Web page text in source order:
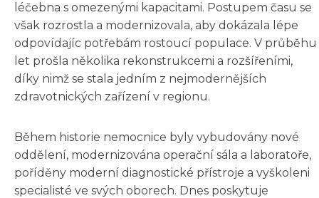
léčebna s omezenými kapacitami. Postupem času se
však rozrostla a modernizovala, aby dokázala lépe
odpovídajíc potřebám rostoucí populace. V průběhu
let prošla několika rekonstrukcemi a rozšířeními,
díky nimž se stala jedním z nejmodernějších
zdravotnických zařízení v regionu.
Během historie nemocnice byly vybudovány nové
oddělení, modernizována operační sála a laboratoře,
poříděny moderní diagnostické přístroje a vyškoleni
specialisté ve svých oborech. Dnes poskytuje